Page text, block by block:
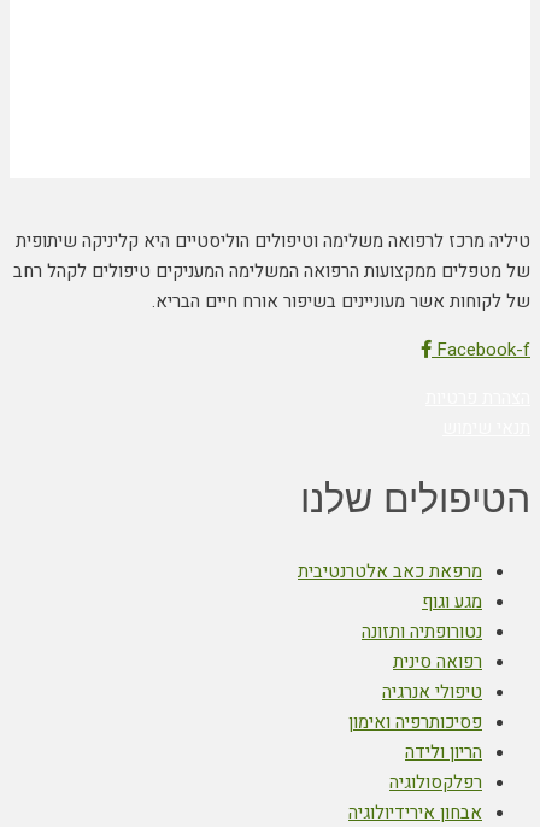
טיליה מרכז לרפואה משלימה וטיפולים הוליסטיים היא קליניקה שיתופית
של מטפלים ממקצועות הרפואה המשלימה המעניקים טיפולים לקהל רחב
של לקוחות אשר מעוניינים בשיפור אורח חיים הבריא.
Facebook-f
הטיפולים שלנו
מרפאת כאב אלטרנטיבית
מגע וגוף
נטורופתיה ותזונה
רפואה סינית
טיפולי אנרגיה
פסיכותרפיה ואימון
הריון ולידה
רפלקסולוגיה
אבחון אירידיולוגיה